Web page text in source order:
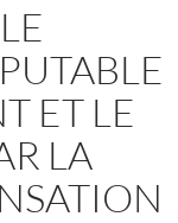
ET LE
LA